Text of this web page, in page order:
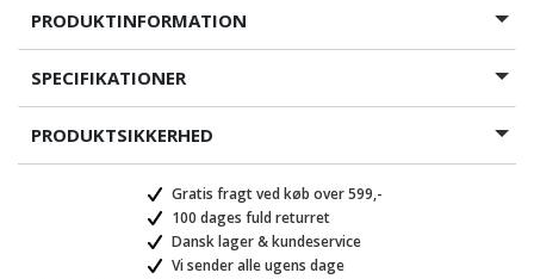
PRODUKTINFORMATION
SPECIFIKATIONER
PRODUKTSIKKERHED
Gratis fragt ved køb over 599,-
100 dages fuld returret
Dansk lager & kundeservice
Vi sender alle ugens dage